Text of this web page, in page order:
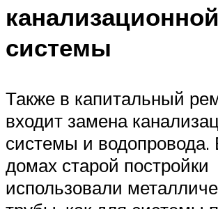
канализационной
системы
Также в капитальный
входит замена
системы и водопровода.
домах старой постройки
использовали